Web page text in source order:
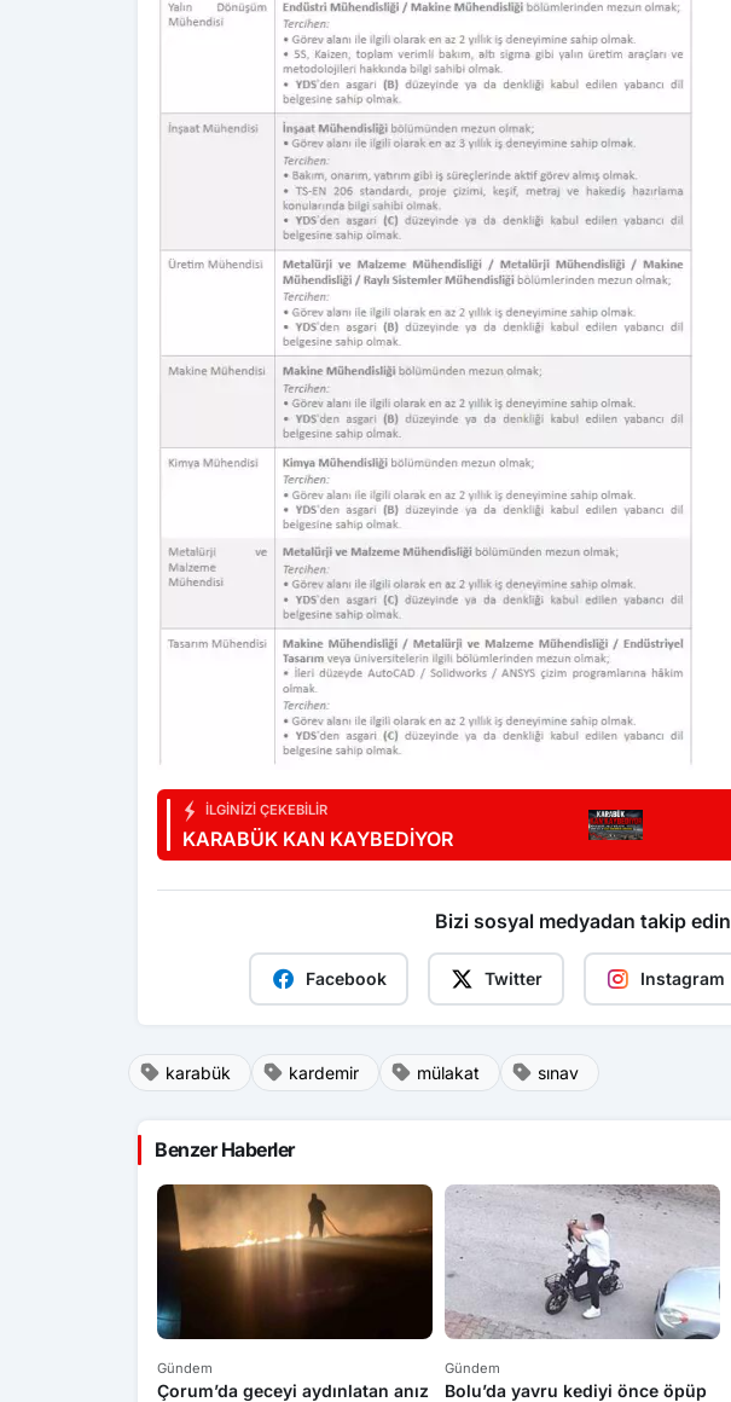
İLGINIZI ÇEKEBILIR
KARABÜK KAN KAYBEDİYOR
Bizi sosyal medyadan takip edin
Facebook Twitter Instagram
karabük kardemir mülakat sınav
Benzer Haberler
Gündem
Çorum’da geceyi aydınlatan anız
Gündem
Bolu’da yavru kediyi önce öpüp